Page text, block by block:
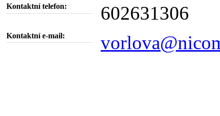
Kontaktní telefon: 602631306
Kontaktní e-mail: